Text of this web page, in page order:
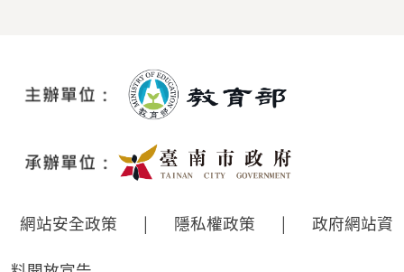
網站安全政策 | 隱私權政策 | 政府網站資